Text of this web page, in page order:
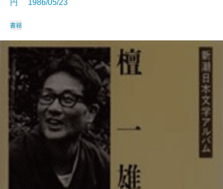
円 1986/05/23
書籍